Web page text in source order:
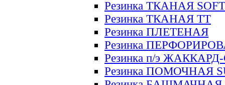
Резинка ТКАНАЯ
Резинка ТКАНАЯ ТТ
Резинка ПЛЕТЕНАЯ
Резинка
Резинка п/э
Резинка ПОМОЧНАЯ